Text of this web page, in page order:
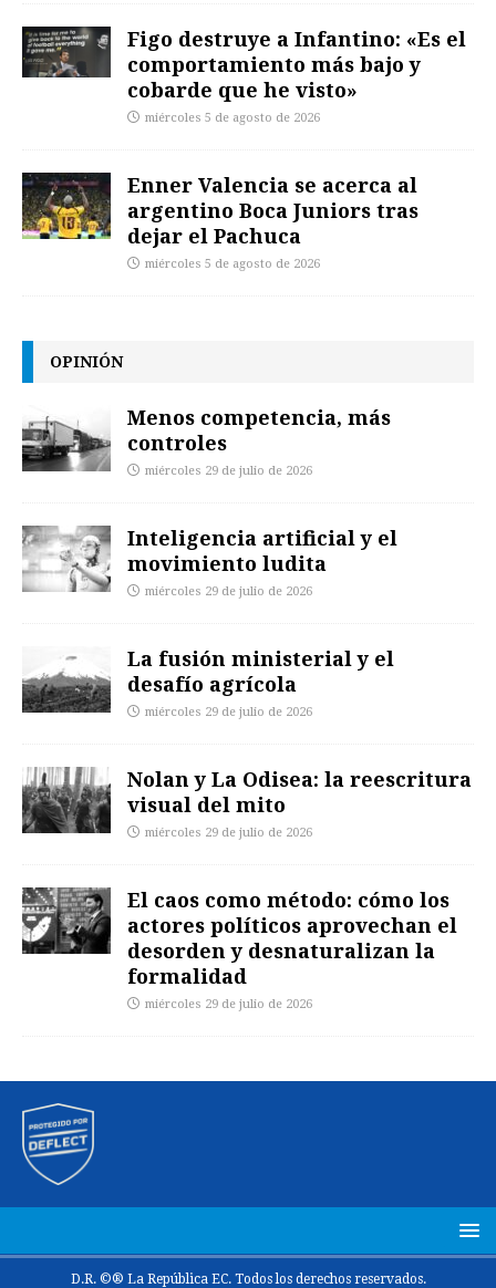
Figo destruye a Infantino: «Es el
comportamiento más bajo y
cobarde que he visto»
miércoles 5 de agosto de 2026
Enner Valencia se acerca al
argentino Boca Juniors tras
dejar el Pachuca
miércoles 5 de agosto de 2026
OPINIÓN
Menos competencia, más
controles
miércoles 29 de julio de 2026
Inteligencia artificial y el
movimiento ludita
miércoles 29 de julio de 2026
La fusión ministerial y el
desafío agrícola
miércoles 29 de julio de 2026
Nolan y La Odisea: la reescritura
visual del mito
miércoles 29 de julio de 2026
El caos como método: cómo los
actores políticos aprovechan el
desorden y desnaturalizan la
formalidad
miércoles 29 de julio de 2026
D.R. ©® La República EC. Todos los derechos reservados.